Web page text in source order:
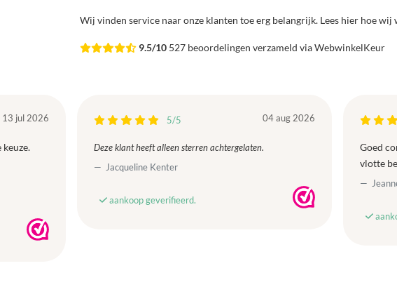
Wij vinden service naar onze klanten toe erg belangrijk. Lees hier hoe
9.5/10527 beoordelingen verzameld via WebwinkelKeur
13 jul 2026 5/5 04 aug 2026
Deze klant heeft alleen sterren achtergelaten.
Jacqueline Kenter
aankoop geverifieerd.
Goed
vlotte